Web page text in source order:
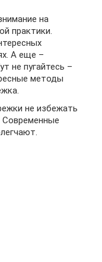
на
практики.
А еще –
не пугайтесь –
методы
не избежать
Современные